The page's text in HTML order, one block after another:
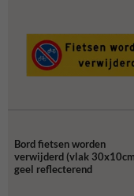
Bord fietsen worden
verwijderd (vlak
geel reflecterend